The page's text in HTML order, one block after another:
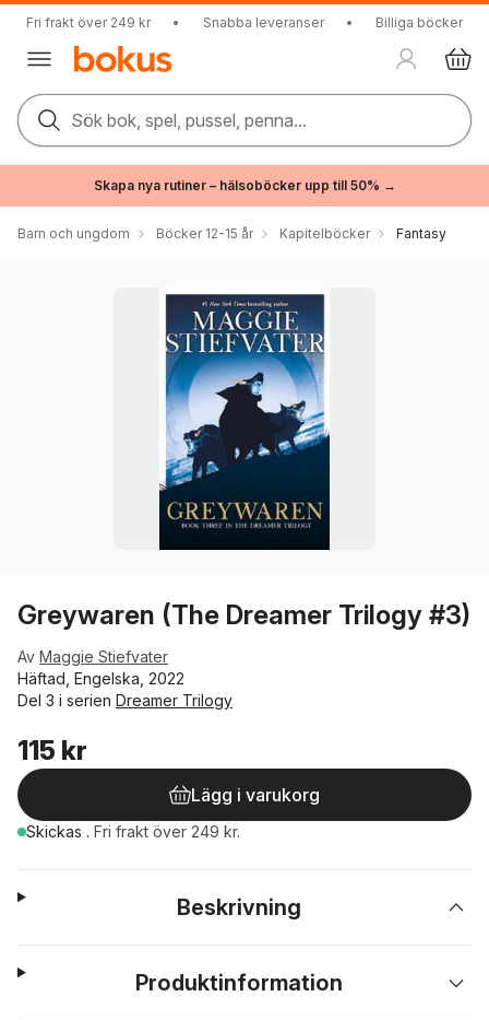
Fri frakt över 249 kr • Snabba leveranser • Billiga böcker
Sök bok, spel, pussel, penna...
Skapa nya rutiner – hälsoböcker upp till 50% →
Barn och ungdom Böcker 12-15 år Kapitelböcker Fantasy
Greywaren (The Dreamer Trilogy #3)
Av Maggie Stiefvater
Häftad, Engelska, 2022
Del 3 i serien Dreamer Trilogy
115 kr
Lägg i varukorg
Skickas . Fri frakt över 249 kr.
Beskrivning
Produktinformation